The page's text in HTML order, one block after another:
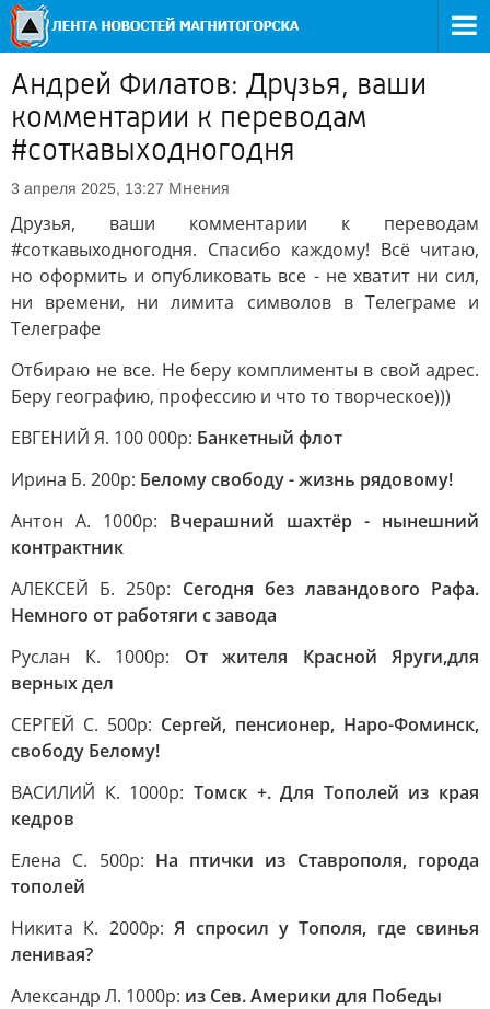
Андрей Филатов: Друзья, ваши
комментарии к переводам
#соткавыходногодня
3 апреля 2025, 13:27 Мнения
Друзья, ваши комментарии к переводам
#соткавыходногодня. Спасибо каждому! Всё читаю,
но оформить и опубликовать все - не хватит ни сил,
ни времени, ни лимита символов в Телеграме и
Телеграфе
Отбираю не все. Не беру комплименты в свой адрес.
Беру географию, профессию и что то творческое)))
ЕВГЕНИЙ Я. 100 000р: Банкетный флот
Ирина Б. 200р: Белому свободу - жизнь рядовому!
Антон А. 1000р: Вчерашний шахтёр - нынешний
контрактник
АЛЕКСЕЙ Б. 250р: Сегодня без лавандового Рафа.
Немного от работяги с завода
Руслан К. 1000р: От жителя Красной Яруги,для
верных дел
СЕРГЕЙ С. 500р: Сергей, пенсионер, Наро-Фоминск,
свободу Белому!
ВАСИЛИЙ К. 1000р: Томск +. Для Тополей из края
кедров
Елена С. 500р: На птички из Ставрополя, города
тополей
Никита К. 2000р:Я спросил у Тополя, где свинья
ленивая?
Александр Л. 1000р: из Сев. Америки для Победы